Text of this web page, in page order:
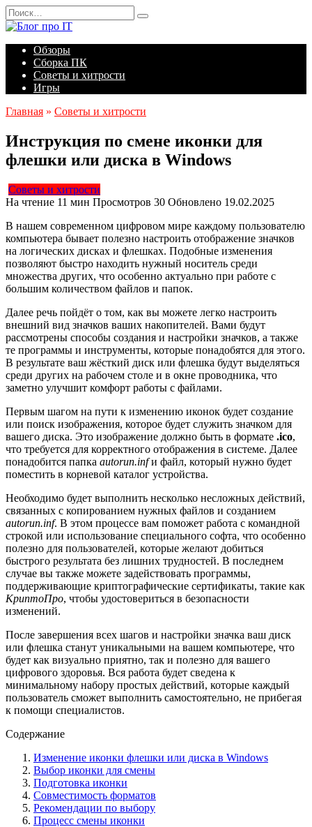
Перейти
к
содержанию
Search
for:
Обзоры
Сборка ПК
Советы и хитрости
Игры
Главная » Советы и хитрости
Инструкция по смене иконки для
флешки или диска в Windows
Советы и хитрости
На чтение 11 мин Просмотров 30 Обновлено 19.02.2025
В нашем современном цифровом мире каждому пользователю
компьютера бывает полезно настроить отображение значков
на логических дисках и флешках. Подобные изменения
позволяют быстро находить нужный носитель среди
множества других, что особенно актуально при работе с
большим количеством файлов и папок.
Далее речь пойдёт о том, как вы можете легко настроить
внешний вид значков ваших накопителей. Вами будут
рассмотрены способы создания и настройки значков, а также
те программы и инструменты, которые понадобятся для этого.
В результате ваш жёсткий диск или флешка будут выделяться
среди других на рабочем столе и в окне проводника, что
заметно улучшит комфорт работы с файлами.
Первым шагом на пути к изменению иконок будет создание
или поиск изображения, которое будет служить значком для
вашего диска. Это изображение должно быть в формате .ico,
что требуется для корректного отображения в системе. Далее
понадобится папка autorun.infи файл, который нужно будет
поместить в корневой каталог устройства.
Необходимо будет выполнить несколько несложных действий,
связанных с копированием нужных файлов и созданием
autorun.inf. В этом процессе вам поможет работа с командной
строкой или использование специального софта, что особенно
полезно для пользователей, которые желают добиться
быстрого результата без лишних трудностей. В последнем
случае вы также можете задействовать программы,
поддерживающие криптографические сертификаты, такие как
КриптоПро, чтобы удостовериться в безопасности
изменений.
После завершения всех шагов и настройки значка ваш диск
или флешка станут уникальными на вашем компьютере, что
будет как визуально приятно, так и полезно для вашего
цифрового здоровья. Вся работа будет сведена к
минимальному набору простых действий, которые каждый
пользователь сможет выполнить самостоятельно, не прибегая
к помощи специалистов.
Содержание
Изменение иконки флешки или диска в Windows
Выбор иконки для смены
Подготовка иконки
Совместимость форматов
Рекомендации по выбору
Процесс смены иконки